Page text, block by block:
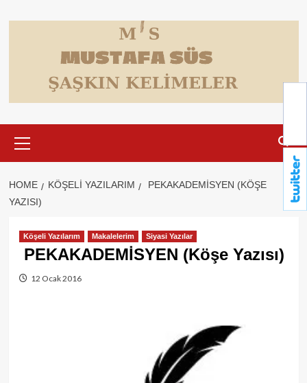
to
Menu
HOME KÖŞELI YAZILARIM
PEKAKADEMİSYEN (KÖŞE
YAZISI)
Köşeli Yazılarım Makalelerim Siyasi Yazılar
PEKAKADEMİSYEN (Köşe Yazısı)
12 Ocak 2016